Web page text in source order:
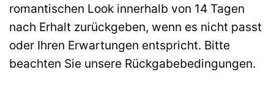
romantischen Look innerhalb von 14 Tagen
nach Erhalt zurückgeben, wenn es nicht passt
oder Ihren Erwartungen entspricht. Bitte
beachten Sie unsere Rückgabebedingungen.